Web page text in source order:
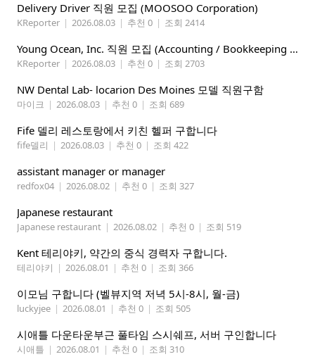
Delivery Driver 직원 모집 (MOOSOO Corporation)
KReporter | 2026.08.03 | 추천 0 | 조회 2414
Young Ocean, Inc. 직원 모집 (Accounting / Bookkeeping 분야)
KReporter | 2026.08.03 | 추천 0 | 조회 2703
NW Dental Lab- locarion Des Moines 모델 직원구함
마이크 | 2026.08.03 | 추천 0 | 조회 689
Fife 델리 레스토랑에서 키친 헬퍼 구합니다
fife델리 | 2026.08.03 | 추천 0 | 조회 422
assistant manager or manager
redfox04 | 2026.08.02 | 추천 0 | 조회 327
Japanese restaurant
Japanese restaurant | 2026.08.02 | 추천 0 | 조회 519
Kent 테리야키, 약간의 중식 경력자 구합니다.
테리야키 | 2026.08.01 | 추천 0 | 조회 366
이모님 구합니다 (벨뷰지역 저녁 5시-8시, 월-금)
luckyjee | 2026.08.01 | 추천 0 | 조회 505
시애틀 다운타운부근 풀타임 스시쉐프, 서버 구인합니다
시애틀 | 2026.08.01 | 추천 0 | 조회 310